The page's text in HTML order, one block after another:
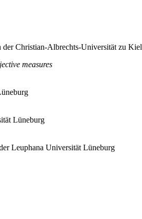
Christian-Albrechts-Universität zu Kiel
measures
Lüneburg
Leuphana Universität Lüneburg